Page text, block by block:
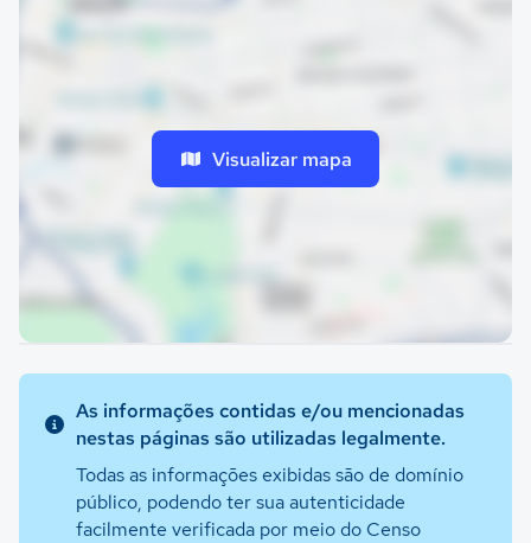
Visualizar mapa
As informações contidas e/ou mencionadas
nestas páginas são utilizadas legalmente.
Todas as informações exibidas são de domínio
público, podendo ter sua autenticidade
facilmente verificada por meio do Censo